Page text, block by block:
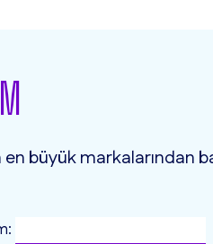
büyük markalarından